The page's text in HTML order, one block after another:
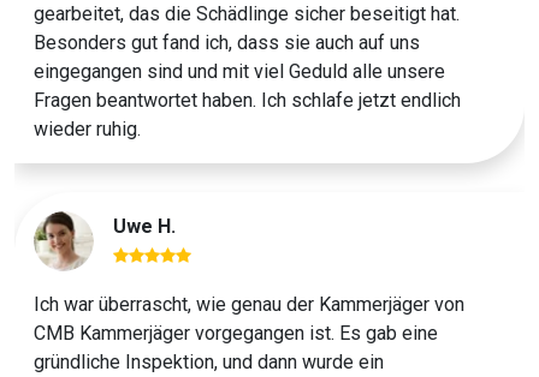
gearbeitet, das die Schädlinge sicher beseitigt hat.
Besonders gut fand ich, dass sie auch auf uns
eingegangen sind und mit viel Geduld alle unsere
Fragen beantwortet haben. Ich schlafe jetzt endlich
wieder ruhig.
Uwe H.
Ich war überrascht, wie genau der Kammerjäger von
CMB Kammerjäger vorgegangen ist. Es gab eine
gründliche Inspektion, und dann wurde ein